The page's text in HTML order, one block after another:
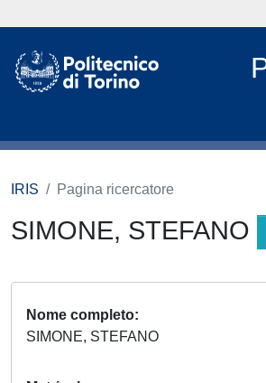
IRIS Pagina ricercatore
SIMONE, STEFANO
Nome completo
SIMONE, STEFANO